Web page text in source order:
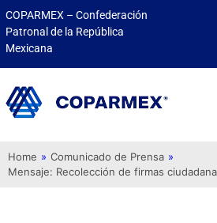
COPARMEX – Confederación
Patronal de la República
Mexicana
Home » Comunicado de Prensa »
Mensaje: Recolección de firmas